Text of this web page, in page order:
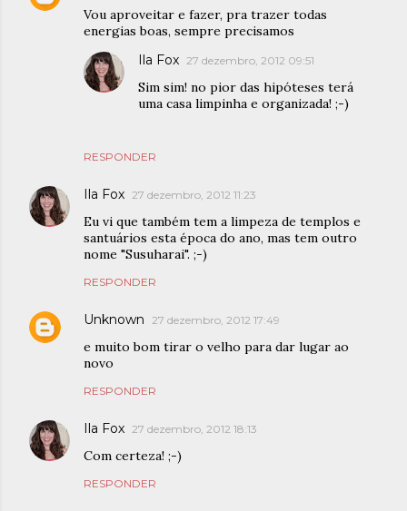
Vou aproveitar e fazer, pra trazer todas
energias boas, sempre precisamos
RESPONDER
Ila Fox 27 dezembro, 2012 09:51
Sim sim! no pior das hipóteses terá
uma casa limpinha e organizada! ;-)
Ila Fox 27 dezembro, 2012 11:23
Eu vi que também tem a limpeza de templos e
santuários esta época do ano, mas tem outro
nome "Susuharai". ;-)
RESPONDER
Unknown 27 dezembro, 2012 17:49
e muito bom tirar o velho para dar lugar ao
novo
RESPONDER
Ila Fox 27 dezembro, 2012 18:13
Com certeza! ;-)
RESPONDER